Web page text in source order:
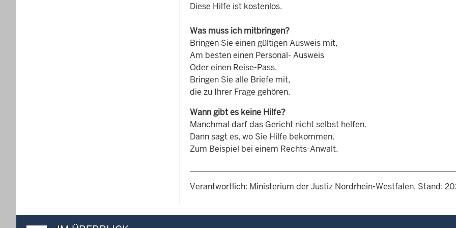
Diese Hilfe ist kostenlos.
Was muss ich mitbringen?
Bringen Sie einen gültigen Ausweis mit,
Am besten einen Personal- Ausweis
Oder einen Reise-Pass.
Bringen Sie alle Briefe mit,
die zu Ihrer Frage gehören.
Wann gibt es keine Hilfe?
Manchmal darf das Gericht nicht selbst helfen.
Dann sagt es, wo Sie Hilfe bekommen.
Zum Beispiel bei einem Rechts-Anwalt.
Verantwortlich: Ministerium der Justiz Nordrhein-Westfalen, Stand: